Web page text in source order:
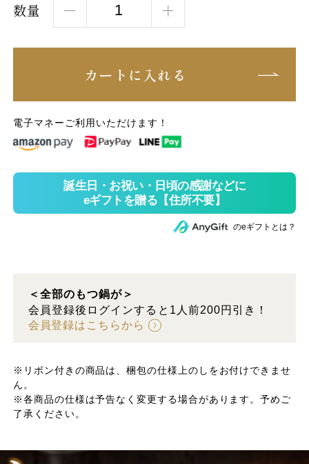
数量
カートに入れる
電子マネーご利用いただけます！
のeギフトとは？
＜全部のもつ鍋が＞
会員登録後ログインすると1人前200円引き！
会員登録はこちらから
※リボン付きの商品は、梱包の仕様上のしをお付けできませ
ん。
※各商品の仕様は予告なく変更する場合があります。予めご
了承ください。